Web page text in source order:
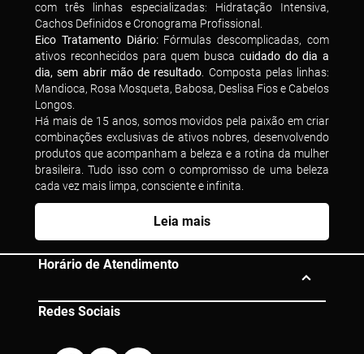
com três linhas especializadas: Hidratação Intensiva,
Cachos Definidos e Cronograma Profissional.
Eico Tratamento Diário:Fórmulas descomplicadas, com
ativos reconhecidos para quem busca cuidado do dia a
dia, sem abrir mão de resultado . Composta pelas linhas:
Mandioca, Rosa Mosqueta, Babosa, Deslisa Fios e Cabelos
Longos.
Há mais de 15 anos, somos movidos pela paixão em criar
combinações exclusivas de ativos nobres, desenvolvendo
produtos que acompanham a beleza e a rotina da mulher
brasileira. Tudo isso com o compromisso de uma beleza
cada vez mais limpa, consciente e infinita.
Leia mais
Horário de Atendimento
Redes Sociais